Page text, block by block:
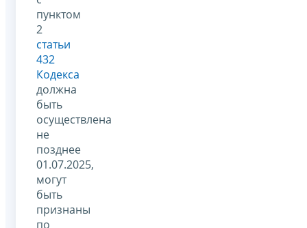
пунктом
2
статьи
432
Кодекса
должна
быть
осуществлена
не
позднее
01.07.2025,
могут
быть
признаны
по